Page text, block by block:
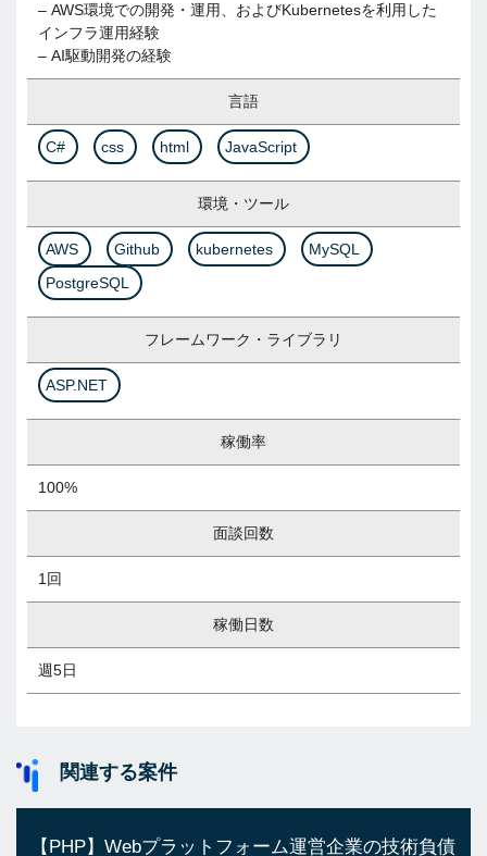
– AWS環境での開発・運用、およびKubernetesを利用した
インフラ運用経験
– AI駆動開発の経験
言語
C# css html JavaScript
環境・ツール
AWS Github kubernetes
MySQL
PostgreSQL
フレームワーク・ライブラリ
ASP.NET
稼働率
100%
面談回数
1回
稼働日数
週5日
関連する案件
【PHP】Webプラットフォーム運営企業の技術負債